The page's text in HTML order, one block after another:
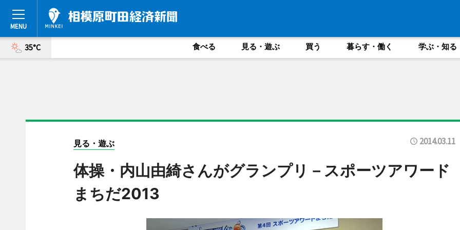
35°C 食べる 見る・遊ぶ 買う 暮らす・働く 学ぶ・知る
見る・遊ぶ 2014.03.11
体操・内山由綺さんがグランプリ－スポーツアワード
まちだ2013